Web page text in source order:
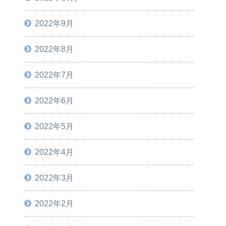
2022年9月
2022年8月
2022年7月
2022年6月
2022年5月
2022年4月
2022年3月
2022年2月